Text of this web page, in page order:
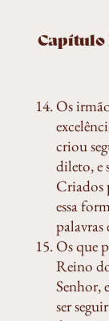
Capítulo
Os
criou
dileto, e
Criados
essa
palavras
Os que
Reino
Senhor,
ser